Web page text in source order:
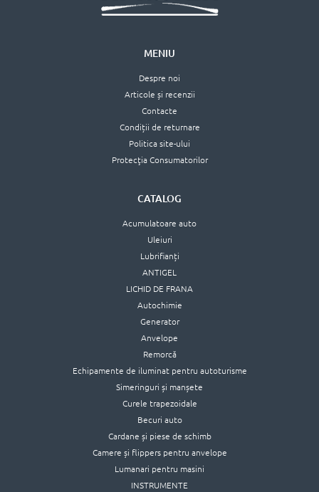
MENIU
Despre noi
Articole și recenzii
Contacte
Condiții de returnare
Politica site-ului
Protecţia Consumatorilor
CATALOG
Acumulatoare auto
Uleiuri
Lubrifianți
ANTIGEL
LICHID DE FRANA
Autochimie
Generator
Anvelope
Remorcă
Echipamente de iluminat pentru autoturisme
Simeringuri și manșete
Curele trapezoidale
Becuri auto
Cardane și piese de schimb
Camere și flippers pentru anvelope
Lumanari pentru masini
INSTRUMENTE